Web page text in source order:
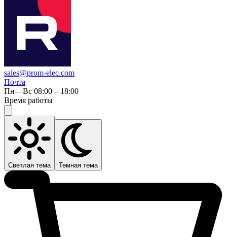
sales@prom-elec.com
Почта
Пн—Вс 08:00 – 18:00
Время работы
Светлая тема Темная тема